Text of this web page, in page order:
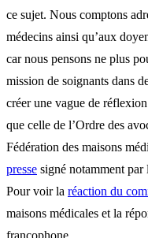
ce sujet. Nous comptons
médecins ainsi qu’aux
car nous pensons ne plus
mission de soignants dans
créer une vague de
que celle de l’Ordre des
Fédération des maisons
presse signé notamment par
Pour voir la réaction du
maisons médicales et la
francophone.